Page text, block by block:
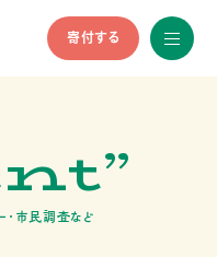
寄付する
・市民調査など